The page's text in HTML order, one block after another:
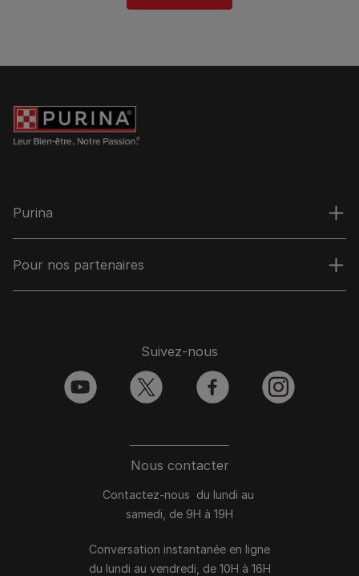
Purina
Pour nos partenaires
Nous contacter
Contactez-nous du lundi au
samedi, de 9H à 19H
Conversation instantanée en ligne
du lundi au vendredi, de 10H à 16H
Suivez-nous
youtube twitter facebook instagram